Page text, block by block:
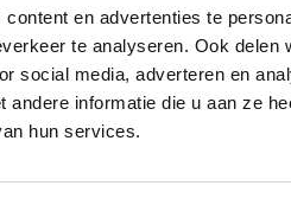
en advertenties te
te analyseren. Ook
social media, adverteren en
andere informatie die u aan ze
hun services.